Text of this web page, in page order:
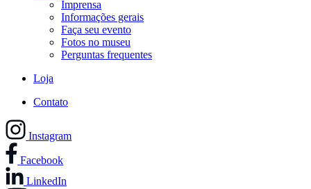
Imprensa
Informações gerais
Faça seu evento
Fotos no museu
Perguntas frequentes
Loja
Contato
Instagram
Facebook
LinkedIn